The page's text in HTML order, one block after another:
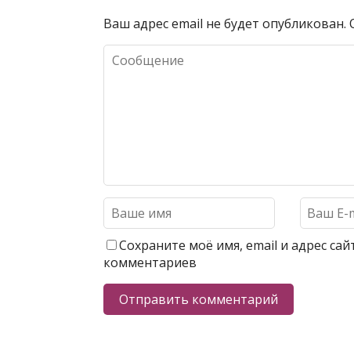
Ваш адрес email не будет опубликован.
Сохраните моё имя, email и адрес
комментариев